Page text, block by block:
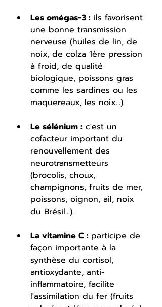
Les omégas-3 : ils favorisent
une bonne transmission
nerveuse (huiles de lin, de
noix, de colza 1ère pression
à froid, de qualité
biologique, poissons gras
comme les sardines ou les
maquereaux, les noix...).
Le sélénium : c'est un
cofacteur important du
renouvellement des
neurotransmetteurs
(brocolis, choux,
champignons, fruits de mer,
poissons, oignon, ail, noix
du Brésil...).
La vitamine C : participe de
façon importante à la
synthèse du cortisol,
antioxydante, anti-
inflammatoire, facilite
l'assimilation du fer (fruits